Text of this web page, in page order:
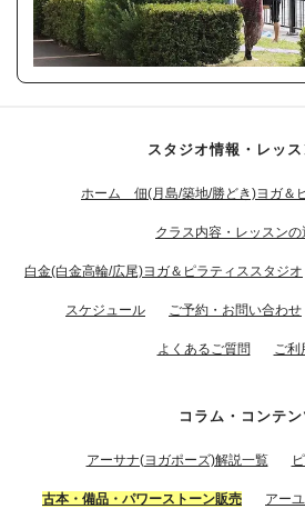
スタジオ情報・レッ
ホーム 佃(月島/築地/勝どき)ヨガ＆
クラス内容・レッスンの
白金(白金高輪/広尾)ヨガ＆ピラティススタジオ
スケジュール ご予約・お問い合わせ
よくあるご質問 ご利
コラム・コンテン
アーサナ(ヨガポーズ)解説一覧
古本・備品・パワーストーン販売 アー